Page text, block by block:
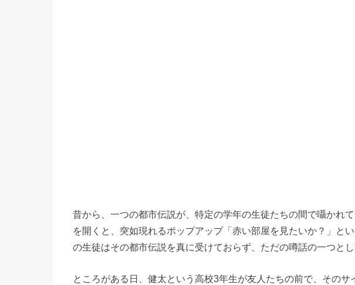
昔から、一つの都市伝説が、特定の学年の生徒たちの間で囁かれ
を開くと、突如現れるポップアップ「赤い部屋を見たいか？」と
の生徒はその都市伝説を真に受けておらず、ただの噂話の一つとし
ところがある日、健太という高校3年生が友人たちの前で、そのサ